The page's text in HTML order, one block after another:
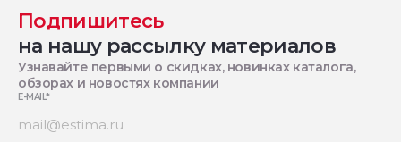
Подпишитесь
на нашу рассылку материалов
Узнавайте первыми о скидках, новинках каталога,
обзорах и новостях компании
E-MAIL*